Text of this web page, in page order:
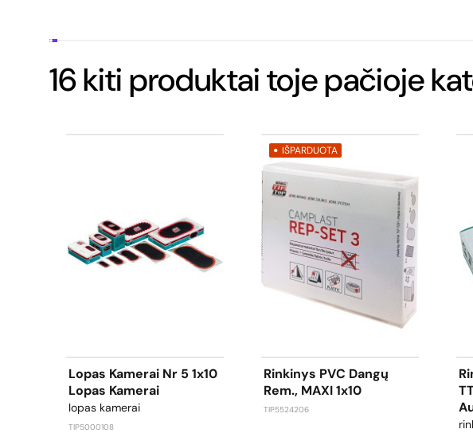
16 kiti produktai toje pačioje
Lopas Kamerai Nr 5 1x10
Lopas Kamerai
lopas kamerai
TIP5000108
IŠPARDUOTA
Rinkinys PVC Dangų
Rem., MAXI 1x10
TIP5524206